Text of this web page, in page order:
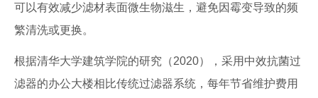
可以有效减少滤材表面微生物滋生，避免因霉变导致的频
繁清洗或更换。
根据清华大学建筑学院的研究（2020），采用中效抗菌过
滤器的办公大楼相比传统过滤器系统，每年节省维护费用